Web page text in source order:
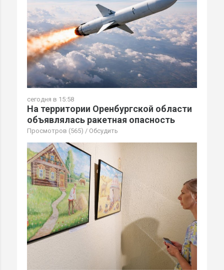
сегодня в 15:58
На территории Оренбургской области
объявлялась ракетная опасность
Просмотров (565) / Обсудить